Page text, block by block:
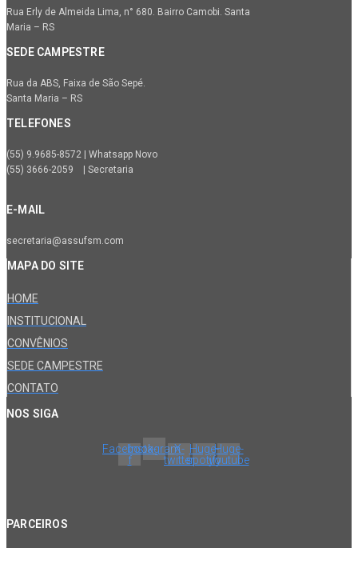
Rua Erly de Almeida Lima, n° 680. Bairro Camobi. Santa
Maria – RS
SEDE CAMPESTRE
Rua da ABS, Faixa de São Sepé.
Santa Maria – RS
TELEFONES
(55) 9.9685-8572 | Whatsapp Novo
(55) 3666-2059 | Secretaria
E-MAIL
secretaria@assufsm.com
MAPA DO SITE
HOME
INSTITUCIONAL
CONVÊNIOS
SEDE CAMPESTRE
CONTATO
NOS SIGA
Facebook-
f
InstagramX-
twitter
Huge-
spotify
Huge-
youtube
PARCEIROS